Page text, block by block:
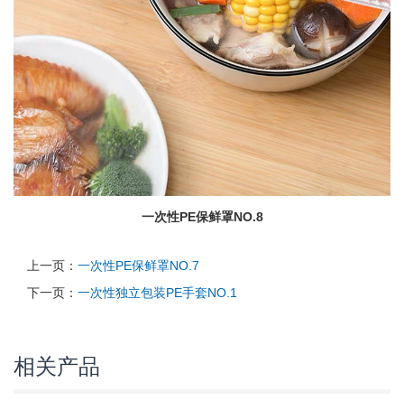
一次性PE保鲜罩NO.8
上一页： 一次性PE保鲜罩NO.7
下一页： 一次性独立包装PE手套NO.1
相关产品